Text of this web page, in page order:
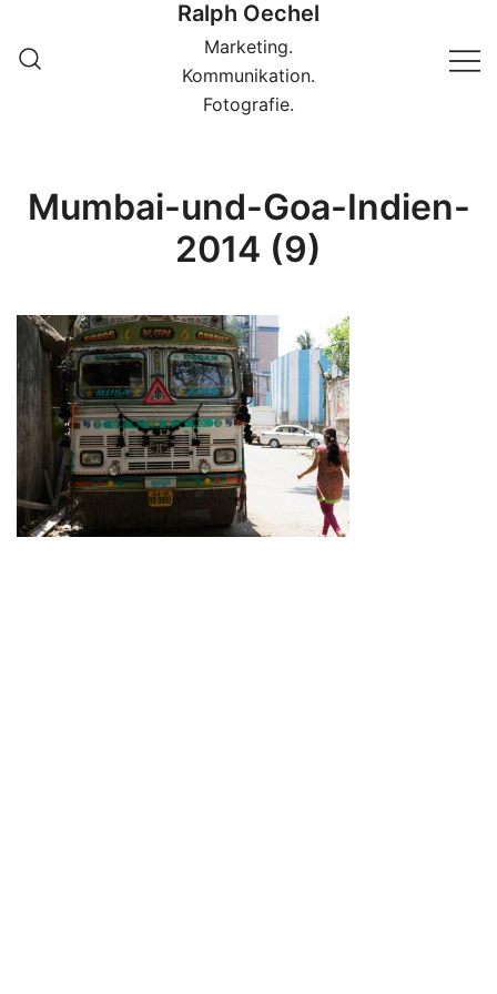
zum
Inhalt
Ralph Oechel
Marketing.
Kommunikation.
Fotografie.
Mumbai-und-Goa-Indien-
2014 (9)